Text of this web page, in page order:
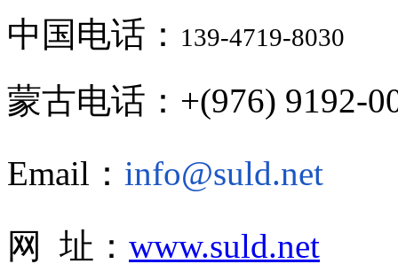
中国电话： 139-4719-8030
蒙古电话：+(976) 9192-
Email： info@suld.net
网 址： www.suld.net